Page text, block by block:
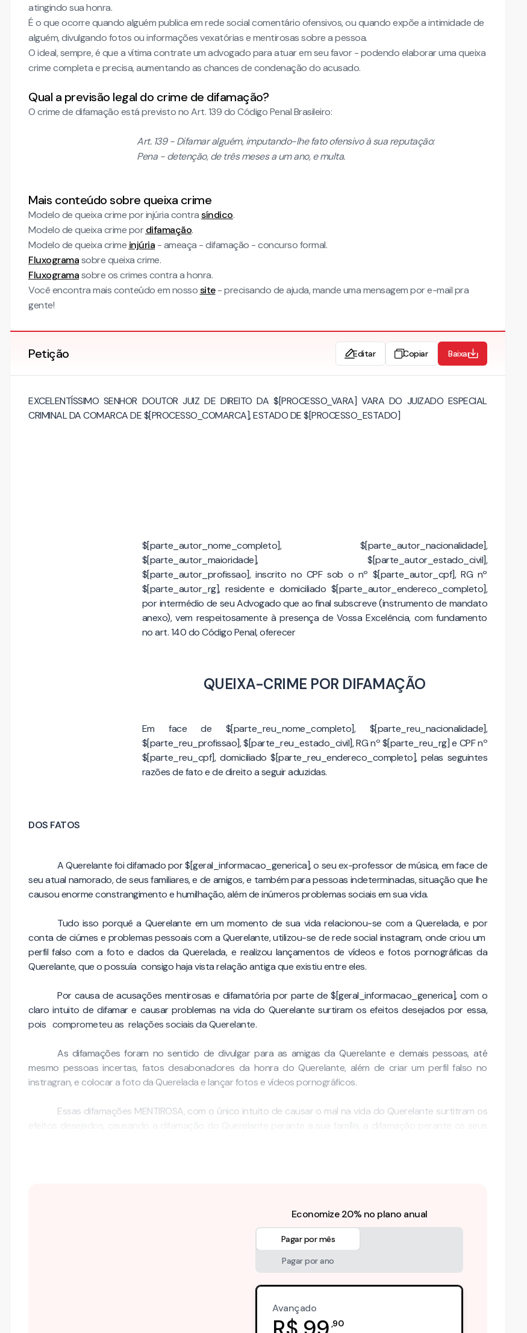
atingindo sua honra.
É o que ocorre quando alguém publica em rede social comentário ofensivos, ou quando expõe a intimidade de
alguém, divulgando fotos ou informações vexatórias e mentirosas sobre a pessoa.
O ideal, sempre, é que a vítima contrate um advogado para atuar em seu favor - podendo elaborar uma queixa
crime completa e precisa, aumentando as chances de condenação do acusado.
Qual a previsão legal do crime de difamação?
O crime de difamação está previsto no Art. 139 do Código Penal Brasileiro:
Art. 139 - Difamar alguém, imputando-lhe fato ofensivo à sua reputação:
Pena - detenção, de três meses a um ano, e multa.
Mais conteúdo sobre queixa crime
Modelo de queixa crime por injúria contrasíndico.
Modelo de queixa crime pordifamação.
Modelo de queixa crime injúria - ameaça - difamação - concurso formal.
Fluxogramasobre queixa crime.
Fluxogramasobre os crimes contra a honra.
Você encontra mais conteúdo em nossosite- precisando de ajuda, mande uma mensagem por e-mail pra
gente!
Petição Editar Copiar Baixar
EXCELENTÍSSIMO SENHOR DOUTOR JUIZ DE DIREITO DA $[PROCESSO_VARA] VARA DO JUIZADO ESPECIAL
CRIMINAL DA COMARCA DE $[PROCESSO_COMARCA], ESTADO DE $[PROCESSO_ESTADO]
$[parte_autor_nome_completo], $[parte_autor_nacionalidade],
$[parte_autor_maioridade], $[parte_autor_estado_civil],
$[parte_autor_profissao], inscrito no CPF sob o nº $[parte_autor_cpf], RG nº
$[parte_autor_rg], residente e domiciliado $[parte_autor_endereco_completo],
por intermédio de seu Advogado que ao final subscreve (instrumento de mandato
anexo), vem respeitosamente à presença de Vossa Excelência, com fundamento
no art. 140 do Código Penal, oferecer
QUEIXA-CRIME POR DIFAMAÇÃO
Em face de $[parte_reu_nome_completo], $[parte_reu_nacionalidade],
$[parte_reu_profissao], $[parte_reu_estado_civil], RG nº $[parte_reu_rg] e CPF nº
$[parte_reu_cpf], domiciliado $[parte_reu_endereco_completo], pelas seguintes
razões de fato e de direito a seguir aduzidas.
DOS FATOS
A Querelante foi difamado por $[geral_informacao_generica], o seu ex-professor de música, em face de
seu atual namorado, de seus familiares, e de amigos, e também para pessoas indeterminadas, situação que lhe
causou enorme constrangimento e humilhação, além de inúmeros problemas sociais em sua vida.
Tudo isso porquê a Querelante em um momento de sua vida relacionou-se com a Querelada, e por
conta de ciúmes e problemas pessoais com a Querelante, utilizou-se de rede social instagram, onde criou um
perfil falso com a foto e dados da Querelada, e realizou lançamentos de vídeos e fotos pornográficas da
Querelante, que o possuía consigo haja vista relação antiga que existiu entre eles.
Por causa de acusações mentirosas e difamatória por parte de $[geral_informacao_generica], com o
claro intuito de difamar e causar problemas na vida do Querelante surtiram os efeitos desejados por essa,
pois comprometeu as relações sociais da Querelante.
As difamações foram no sentido de divulgar para as amigas da Querelante e demais pessoas, até
mesmo pessoas incertas, fatos desabonadores da honra do Querelante, além de criar um perfil falso no
instragran, e colocar a foto da Querelada e lançar fotos e vídeos pornográficos.
Essas difamações MENTIROSA, com o único intuito de causar o mal na vida do Querelante surtitram os
efeitos desejados, causando a difamação do Querelante perante a sua família, a difamação perante os seus
Economize 20% no plano anual
Pagar por mês
Pagar por ano
Avançado
,90